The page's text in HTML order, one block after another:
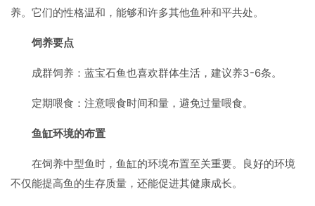
养。它们的性格温和，能够和许多其他鱼种和平共处。
饲养要点
成群饲养：蓝宝石鱼也喜欢群体生活，建议养3-6条。
定期喂食：注意喂食时间和量，避免过量喂食。
鱼缸环境的布置
在饲养中型鱼时，鱼缸的环境布置至关重要。良好的环境
不仅能提高鱼的生存质量，还能促进其健康成长。